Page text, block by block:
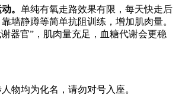
。 单纯有氧走路效果有限，每天快走后
墙静蹲等简单抗阻训练，增加肌肉量。
器官”，肌肉量充足，血糖代谢会更稳
物均为化名，请勿对号入座。